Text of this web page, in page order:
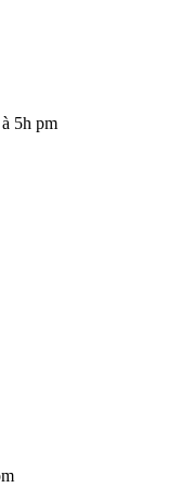
5h pm